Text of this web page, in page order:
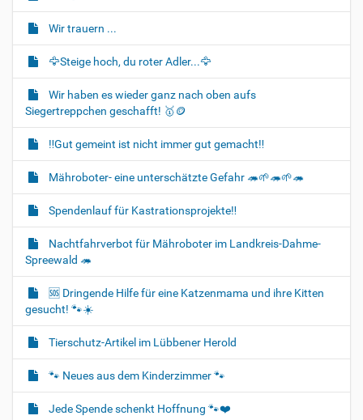
o
n
Wir trauern ...
🦅Steige hoch, du roter Adler...🦅
Wir haben es wieder ganz nach oben aufs
Siegertreppchen geschafft! 🥇🪙
‼️Gut gemeint ist nicht immer gut gemacht‼️
Mähroboter- eine unterschätzte Gefahr 🦔🌱🦔🌱🦔
Spendenlauf für Kastrationsprojekte‼️
Nachtfahrverbot für Mähroboter im Landkreis-Dahme-
Spreewald 🦔
🆘️ Dringende Hilfe für eine Katzenmama und ihre Kitten
gesucht! 🐾☀️
Tierschutz-Artikel im Lübbener Herold
🐾 Neues aus dem Kinderzimmer 🐾
Jede Spende schenkt Hoffnung 🐾❤️